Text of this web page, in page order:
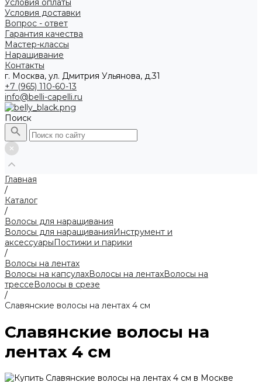
Условия оплаты
Условия доставки
Вопрос - ответ
Гарантия качества
Мастер-классы
Наращивание
Контакты
г. Москва, ул. Дмитрия Ульянова, д.31
+7 (965) 110-60-13
info@belli-capelli.ru
Поиск
Главная
/
Каталог
/
Волосы для наращивания
Волосы для наращиванияИнструмент и
аксессуарыПостижи и парики
/
Волосы на лентах
Волосы на капсулахВолосы на лентахВолосы на
трессеВолосы в срезе
/
Славянские волосы на лентах 4 см
Славянские волосы на
лентах 4 см